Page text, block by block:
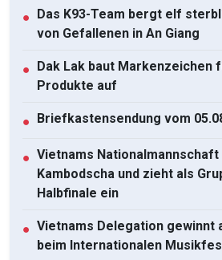
● Das K93-Team bergt elf
von Gefallenen in An Giang
● Dak Lak baut Markenzeichen
Produkte auf
● Briefkastensendung vom
● Vietnams
Kambodscha und zieht als
Halbfinale ein
● Vietnams Delegation gewinnt
beim Internationalen